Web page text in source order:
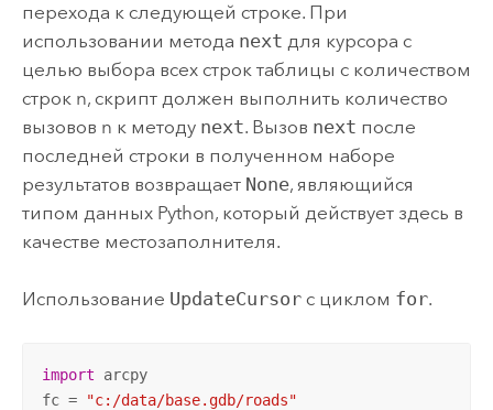
перехода к следующей строке. При
использовании метода next для курсора с
целью выбора всех строк таблицы с количеством
строк n, скрипт должен выполнить количество
вызовов n к методу next. Вызов next после
последней строки в полученном наборе
результатов возвращает None, являющийся
типом данных Python, который действует здесь в
качестве местозаполнителя.
Использование UpdateCursorс циклом for.
import arcpy
fc =
"c:/data/base.gdb/roads"